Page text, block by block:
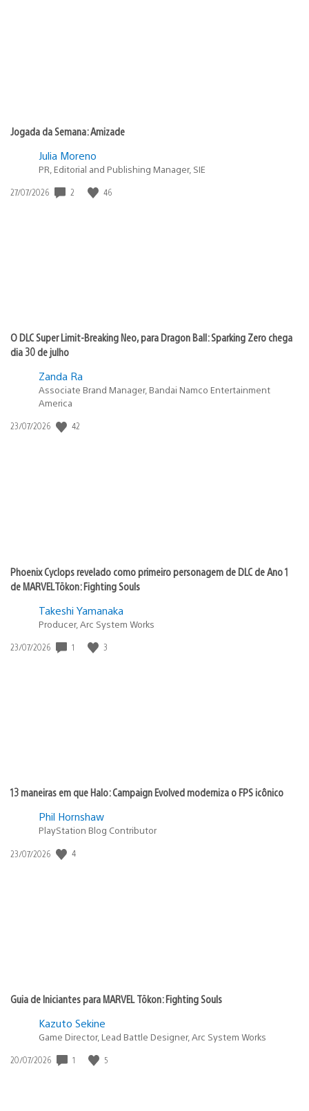
Jogada da Semana: Amizade
Julia Moreno
PR, Editorial and Publishing Manager, SIE
Data
27/07/2026 2 46
O DLC Super Limit-Breaking Neo, para Dragon Ball: Sparking Zero chega
dia 30 de julho
Zanda Ra
Associate Brand Manager, Bandai Namco Entertainment
America
Data
23/07/2026 42
Phoenix Cyclops revelado como primeiro personagem de DLC de Ano 1
de MARVEL Tōkon: Fighting Souls
Takeshi Yamanaka
Producer, Arc System Works
Data
23/07/2026 1 3
13 maneiras em que Halo: Campaign Evolved moderniza o FPS icônico
Phil Hornshaw
PlayStation Blog Contributor
Data
23/07/2026 4
Guia de Iniciantes para MARVEL Tōkon: Fighting Souls
Kazuto Sekine
Game Director, Lead Battle Designer, Arc System Works
Data
20/07/2026 1 5